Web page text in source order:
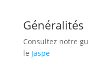
Généralités
Consultez notre
le Jaspe